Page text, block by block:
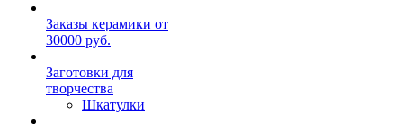
Заказы керамики от
30000 руб.
Заготовки для
творчества
Шкатулки